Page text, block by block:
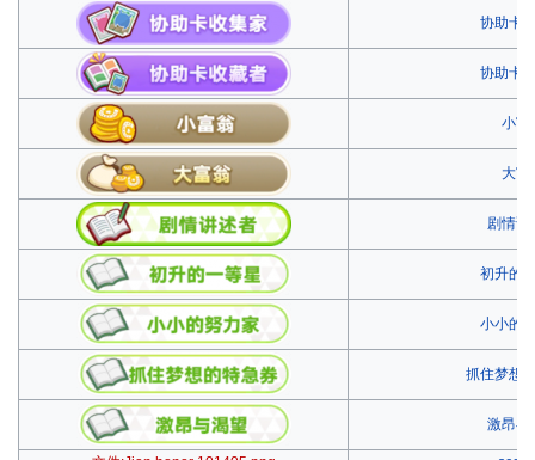
协助卡
协助卡
小富
大富
剧情讲
初升的
小小的
抓住梦想
激昂与